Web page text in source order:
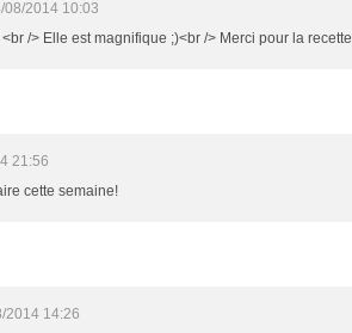
08/2014 10:03
/> Elle est magnifique ;)<br /> Merci pour la recette.
21:56
cette semaine!
2014 14:26